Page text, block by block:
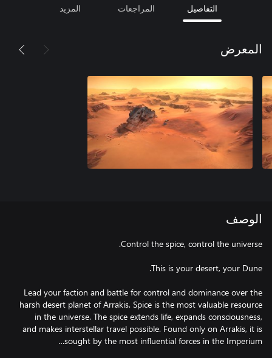
التفاصيل المراجعات المزيد
المعرض
الوصف
Lead your faction and battle for control and dominance over the
harsh desert planet of Arrakis. Spice is the most valuable resource
in the universe. The spice extends life, expands consciousness,
and makes interstellar travel possible. Found only on Arrakis, it is